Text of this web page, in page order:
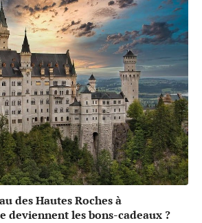
des Hautes Roches à
deviennent les bons-cadeaux ?